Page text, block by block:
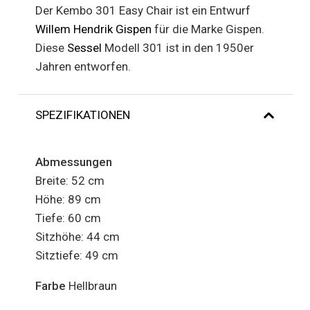
Der Kembo 301 Easy Chair ist ein Entwurf
Willem Hendrik Gispen für die Marke Gispen.
Diese Sessel Modell 301 ist in den 1950er
Jahren entworfen.
SPEZIFIKATIONEN
Abmessungen
Breite: 52 cm
Höhe: 89 cm
Tiefe: 60 cm
Sitzhöhe: 44 cm
Sitztiefe: 49 cm
Farbe Hellbraun